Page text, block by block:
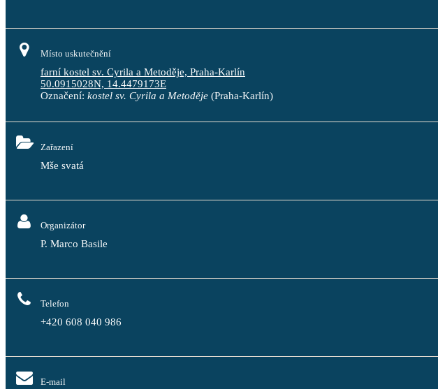
Místo uskutečnění
farní kostel sv. Cyrila a Metoděje, Praha-Karlín
50.0915028N, 14.4479173E
Označení: kostel sv. Cyrila a Metoděje (Praha-Karlín)
Zařazení
Mše svatá
Organizátor
P. Marco Basile
Telefon
+420 608 040 986
E-mail